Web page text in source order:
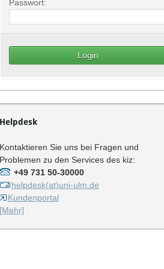
Passwort:
Helpdesk
Kontaktieren Sie uns bei Fragen und
Problemen zu den Services des kiz:
+49 731 50-30000
helpdesk(at)uni-ulm.de
Kundenportal
[Mehr]